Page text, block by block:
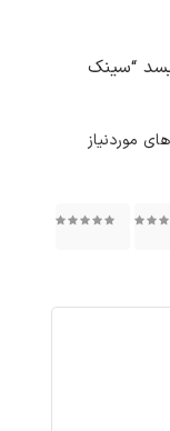
“سینک
موردنیاز
۵ ۵ از ۵